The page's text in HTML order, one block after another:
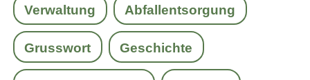
Verwaltung Abfallentsorgung
Grusswort Geschichte